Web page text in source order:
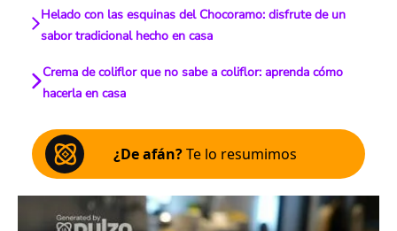
Helado con las esquinas del Chocoramo: disfrute de un
sabor tradicional hecho en casa
Crema de coliflor que no sabe a coliflor: aprenda cómo
hacerla en casa
¿De afán?Te lo resumimos